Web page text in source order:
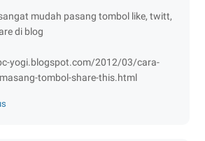
mudah pasang tombol like, twitt,
di blog
yogi.blogspot.com/2012/03/cara-
tombol-share-this.html